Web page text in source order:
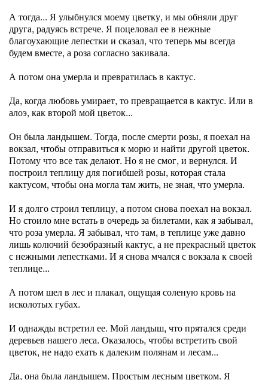
А тогда... Я улыбнулся моему цветку, и мы обняли друг
друга, радуясь встрече. Я поцеловал ее в нежные
благоухающие лепестки и сказал, что теперь мы всегда
будем вместе, а роза согласно закивала.
А потом она умерла и превратилась в кактус.
Да, когда любовь умирает, то превращается в кактус. Или в
алоэ, как второй мой цветок...
Он была ландышем. Тогда, после смерти розы, я поехал на
вокзал, чтобы отправиться к морю и найти другой цветок.
Потому что все так делают. Но я не смог, и вернулся. И
построил теплицу для погибшей розы, которая стала
кактусом, чтобы она могла там жить, не зная, что умерла.
И я долго строил теплицу, а потом снова поехал на вокзал.
Но стоило мне встать в очередь за билетами, как я забывал,
что роза умерла. Я забывал, что там, в теплице уже давно
лишь колючий безобразный кактус, а не прекрасный цветок
с нежными лепестками. И я снова мчался с вокзала к своей
теплице...
А потом шел в лес и плакал, ощущая соленую кровь на
исколотых губах.
И однажды встретил ее. Мой ландыш, что прятался среди
деревьев нашего леса. Оказалось, чтобы встретить свой
цветок, не надо ехать к далеким полянам и лесам...
Да, она была ландышем. Простым лесным цветком. Я